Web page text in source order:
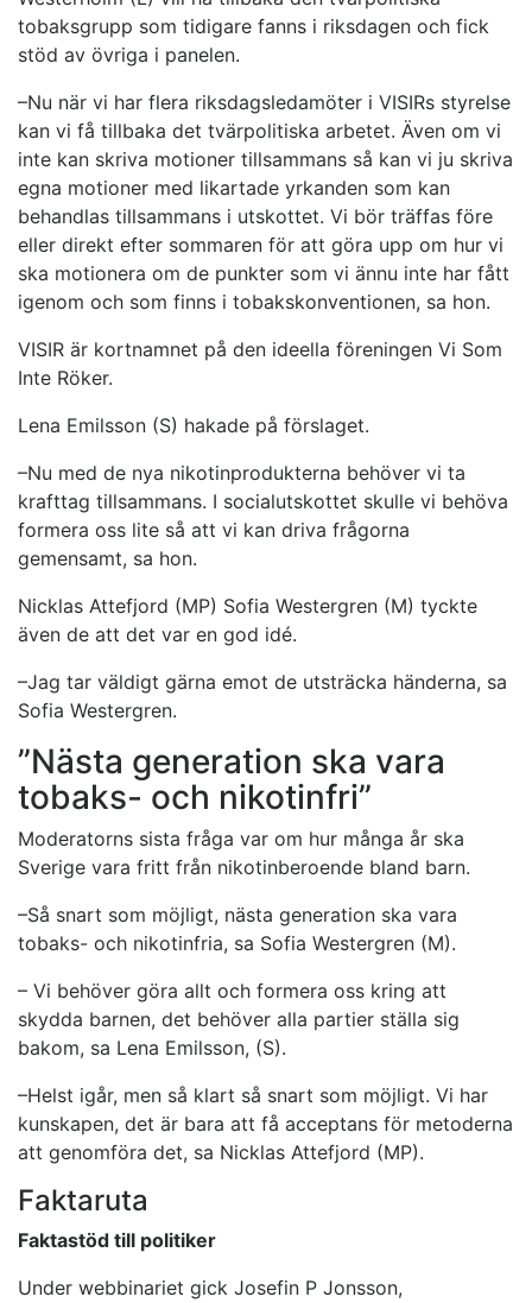
tobaksgrupp som tidigare fanns i riksdagen och fick
stöd av övriga i panelen.
–Nu när vi har flera riksdagsledamöter i VISIRs styrelse
kan vi få tillbaka det tvärpolitiska arbetet. Även om vi
inte kan skriva motioner tillsammans så kan vi ju skriva
egna motioner med likartade yrkanden som kan
behandlas tillsammans i utskottet. Vi bör träffas före
eller direkt efter sommaren för att göra upp om hur vi
ska motionera om de punkter som vi ännu inte har fått
igenom och som finns i tobakskonventionen, sa hon.
VISIR är kortnamnet på den ideella föreningen Vi Som
Inte Röker.
Lena Emilsson (S) hakade på förslaget.
–Nu med de nya nikotinprodukterna behöver vi ta
krafttag tillsammans. I socialutskottet skulle vi behöva
formera oss lite så att vi kan driva frågorna
gemensamt, sa hon.
Nicklas Attefjord (MP) Sofia Westergren (M) tyckte
även de att det var en god idé.
–Jag tar väldigt gärna emot de utsträcka händerna, sa
Sofia Westergren.
”Nästa generation ska vara
tobaks- och nikotinfri”
Moderatorns sista fråga var om hur många år ska
Sverige vara fritt från nikotinberoende bland barn.
–Så snart som möjligt, nästa generation ska vara
tobaks- och nikotinfria, sa Sofia Westergren (M).
– Vi behöver göra allt och formera oss kring att
skydda barnen, det behöver alla partier ställa sig
bakom, sa Lena Emilsson, (S).
–Helst igår, men så klart så snart som möjligt. Vi har
kunskapen, det är bara att få acceptans för metoderna
att genomföra det, sa Nicklas Attefjord (MP).
Faktaruta
Faktastöd till politiker
Under webbinariet gick Josefin P Jonsson,